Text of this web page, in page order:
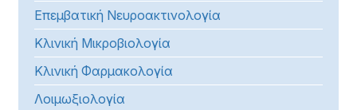
Επεμβατική Νευροακτινολογία
Κλινική Μικροβιολογία
Κλινική Φαρμακολογία
Λοιμωξιολογία